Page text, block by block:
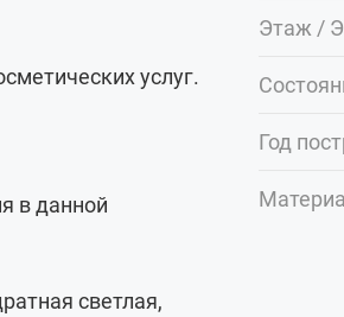
услуг.
в данной
светлая,
Этаж /
Год